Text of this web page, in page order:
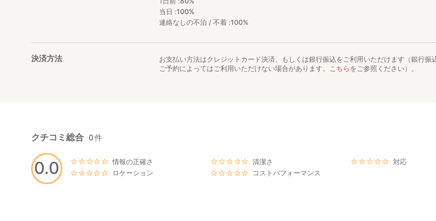
当日 :100%
連絡なしの不泊 / 不着 :100%
決済方法
お支払い方法はクレジットカード決済、もしくは銀行振込をご利用いただけます（銀行振
ご予約によってはご利用いただけない場合があります。 こちらをご参照ください）。
0.0
クチコミ総合 0件
情報の正確さ 清潔さ
対応
ロケーション
コストパフォーマンス